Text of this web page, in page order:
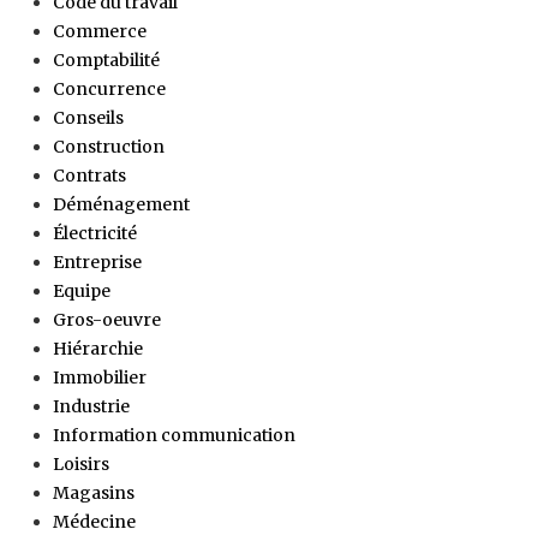
Commerce
Comptabilité
Concurrence
Conseils
Construction
Contrats
Déménagement
Électricité
Entreprise
Equipe
Gros-oeuvre
Hiérarchie
Immobilier
Industrie
Information communication
Loisirs
Magasins
Médecine